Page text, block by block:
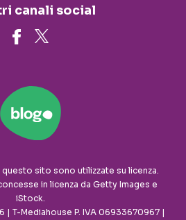
canali social
sito sono utilizzate su licenza.
in licenza da Getty Images e
iStock.
| T-Mediahouse P. IVA 06933670967 |